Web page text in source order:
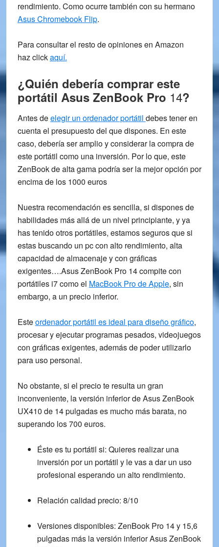
rendimiento. Como ocurre también con su hermano
Asus Chromebook Flip.
Para consultar el resto de opiniones en Amazon
haz clickaquí.
¿Quién debería comprar este
portátil Asus ZenBook Pro 14?
Antes deelegir un ordenador portátil debes tener en
cuenta el presupuesto del que dispones. En este
caso, debería ser amplio y considerar lacompra de
este portátil como una inversión. Por lo que, este
ZenBook de alta gama podría ser la mejor opción por
encima de los 1000 euros
Nuestra recomendación es sencilla, si dispones de
habilidades más allá de un nivel principiante, y ya
has tenido otros portátiles, estamos seguros que si
estas buscando un pc con alto rendimiento, alta
capacidad de almacenaje y con gráficas
exigentes….Asus ZenBook Pro 14compite con
portátiles i7 como el MacBook Pro de Apple, sin
embargo, a un precio inferior.
Esteordenador portátil es ideal para diseño gráfico,
procesar y ejecutar programas pesados, videojuegos
con gráficas exigentes, además de poder utilizarlo
para uso personal.
No obstante, si el precio te resulta un gran
inconveniente, la versión inferior deAsus ZenBook
UX410 de 14 pulgadas es mucho más barata, no
superando los 700 euros.
Éste es tu portátil si: Quieres realizar una
inversión por un portátil y le vas a dar un uso
profesional esperando un alto rendimiento.
Relación calidad precio: 8/10
Versiones disponibles: ZenBook Pro 14 y 15,6
pulgadas más la versión inferior Asus ZenBook